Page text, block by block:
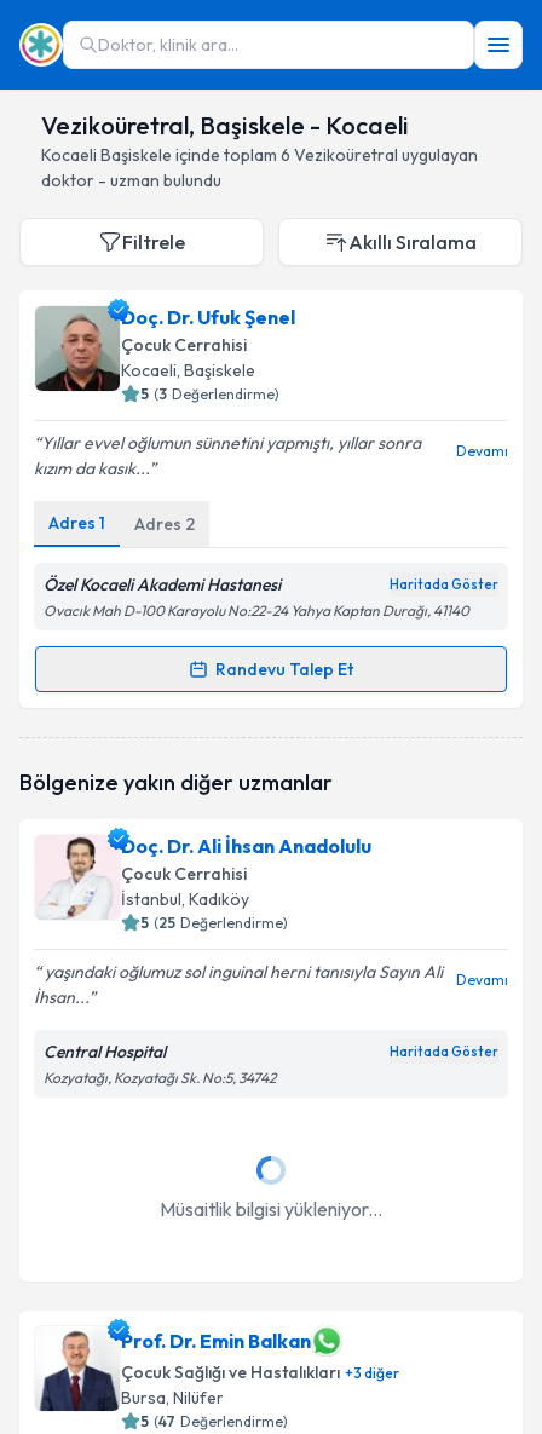
Doktor, klinik ara...
Vezikoüretral, Başiskele - Kocaeli
Kocaeli Başiskele içinde toplam 6 Vezikoüretral uygulayan
doktor - uzman bulundu
Filtrele Akıllı Sıralama
Doç. Dr. Ufuk Şenel
Çocuk Cerrahisi
Kocaeli, Başiskele
5 (3 Değerlendirme)
Yıllar evvel oğlumun sünnetini yapmıştı, yıllar sonra
kızım da kasık...
Devamı
Adres 1 Adres 2
Özel Kocaeli Akademi Hastanesi Haritada Göster
Ovacık Mah D-100 Karayolu No:22-24 Yahya Kaptan Durağı, 41140
Randevu Talep Et
Randevu Takvimi Talebi
oluşturun. Size bu uzmandan randevu almanız için bir
E-posta Adresiniz
Kişisel verilerimin işlenmesine ilişkinAydınlatma
Bölgenize yakın diğer uzmanlar
Doç. Dr. Ali İhsan Anadolulu
Çocuk Cerrahisi
İstanbul, Kadıköy
5 (25 Değerlendirme)
yaşındaki oğlumuz sol inguinal herni tanısıyla Sayın Ali
İhsan...
Devamı
Central Hospital Haritada Göster
Kozyatağı, Kozyatağı Sk. No:5, 34742
Müsaitlik bilgisi yükleniyor...
Prof. Dr. Emin Balkan
Çocuk Sağlığı ve Hastalıkları +3 diğer
Bursa, Nilüfer
5 (47 Değerlendirme)